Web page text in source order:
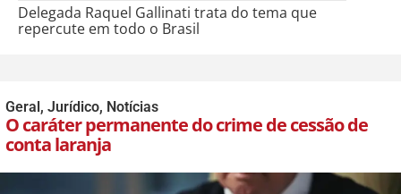
Delegada Raquel Gallinati trata do tema que
repercute em todo o Brasil
Geral, Jurídico, Notícias
O caráter permanente do crime de cessão de
conta laranja